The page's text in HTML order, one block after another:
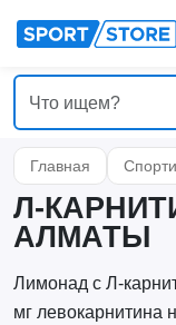
Главная
Л-
АЛМАТЫ
Лимонад с Л-
мг левокарнитина